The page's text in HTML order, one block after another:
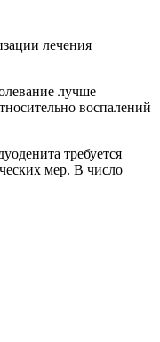
лечения
лучше
воспалений
требуется
мер. В число